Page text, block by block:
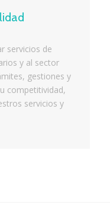
servicios de
y al sector
gestiones y
competitividad,
servicios y